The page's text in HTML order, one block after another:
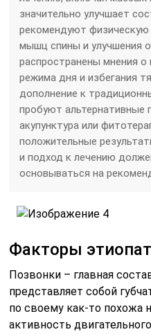
значительно улучшает
рекомендуют физическую
мышц спины и улучшения
распространены мнения
режима дня и избегания
дополнение к
пробуют альтернативные
акупунктура или
положительные
и подход к лечению
основываться на
Факторы
Позвонки – главная
представляет собой
по своему как-то похожа
активность